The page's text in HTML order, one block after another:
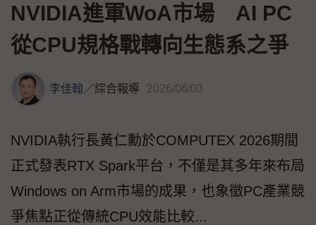
NVIDIA進軍WoA市場 AI PC
從CPU規格戰轉向生態系之爭
李佳翰／綜合報導 2026/06/03
NVIDIA執行長黃仁勳於COMPUTEX 2026期間
正式發表RTX Spark平台，不僅是其多年來布局
Windows on Arm市場的成果，也象徵PC產業競
爭焦點正從傳統CPU效能比較...